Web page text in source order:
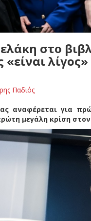
στο
λίγος»
Παδιός
αναφέρεται για
μεγάλη κρίση στον